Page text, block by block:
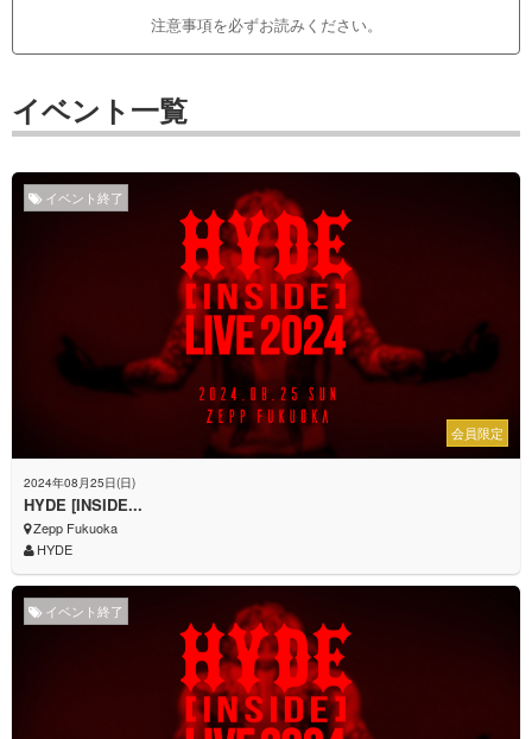
注意事項を必ずお読みください。
イベント一覧
イベント終了
会員限定
2024年08月25日(日)
HYDE [INSIDE...
Zepp Fukuoka
HYDE
イベント終了